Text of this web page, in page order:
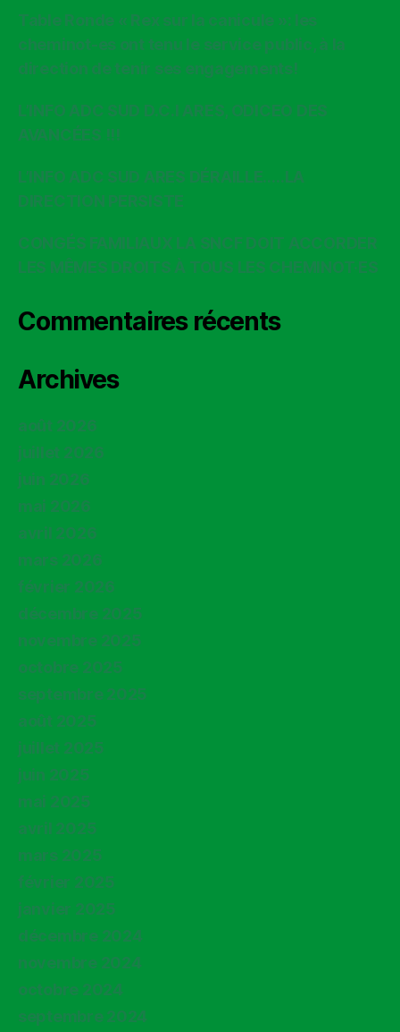
Table Ronde « Rex sur la canicule »: les
cheminot-es ont tenu le service public, à la
direction de tenir ses engagements!
L’INFO ADC SUD D.C.I ARES, ODICEO DES
AVANCÉES !!!
L’INFO ADC SUD ARES DÉRAILLE…..LA
DIRECTION PERSISTE
CONGÉS FAMILIAUX LA SNCF DOIT ACCORDER
LES MÊMES DROITS À TOUS LES CHEMINOT·ES
Commentaires récents
Archives
août 2026
juillet 2026
juin 2026
mai 2026
avril 2026
mars 2026
février 2026
décembre 2025
novembre 2025
octobre 2025
septembre 2025
août 2025
juillet 2025
juin 2025
mai 2025
avril 2025
mars 2025
février 2025
janvier 2025
décembre 2024
novembre 2024
octobre 2024
septembre 2024